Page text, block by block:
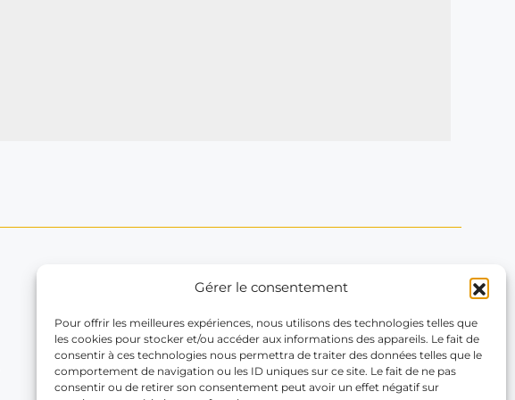
Gérer le consentement
Pour offrir les meilleures expériences, nous utilisons des technologies telles que
les cookies pour stocker et/ou accéder aux informations des appareils. Le fait de
consentir à ces technologies nous permettra de traiter des données telles que le
comportement de navigation ou les ID uniques sur ce site. Le fait de ne pas
consentir ou de retirer son consentement peut avoir un effet négatif sur
66 Rue La Boétie
75008 Paris
Contactez-nous